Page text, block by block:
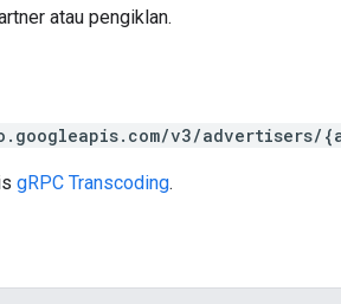
atau pengiklan.
v3/
gRPC Transcoding.